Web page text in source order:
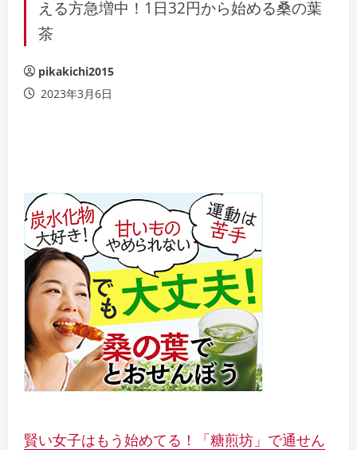
える方急増中！1日32円から始める桑の葉
茶
pikakichi2015
2023年3月6日
賢い女子はもう始めてる！「糖煎坊」で通せん